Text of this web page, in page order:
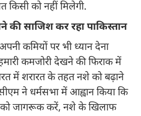
को नहीं मिलेगी.
की साजिश कर रहा पाकिस्तान
कमियों पर भी ध्यान देना
कमजोरी देखने की फिराक में
में शरारत के तहत नशे को बढ़ाने
ने धर्मसभा में आह्वान किया कि
को जागरूक करें, नशे के खिलाफ